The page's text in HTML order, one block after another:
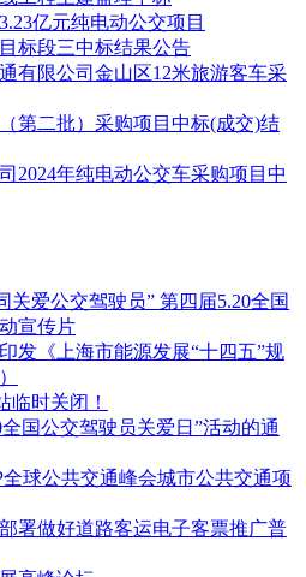
、监造、首件验收和人员培训
16:05
15 23:59
代电气股份有限公司
四方车辆研究所有限公司
电机有限公司
预订 轨道交通展免费报名参观
展高峰论坛免费参会报名
亿元纯电动公交项目
标段三中标结果公告
有限公司金山区12米旅游客车采
第二批）采购项目中标(成交)结
2024年纯电动公交车采购项目中
关爱公交驾驶员” 第四届5.20全国
宣传片
发《上海市能源发展“十四五”规
临时关闭！
国公交驾驶员关爱日”活动的通
球公共交通峰会城市公共交通项
署做好道路客运电子客票推广普